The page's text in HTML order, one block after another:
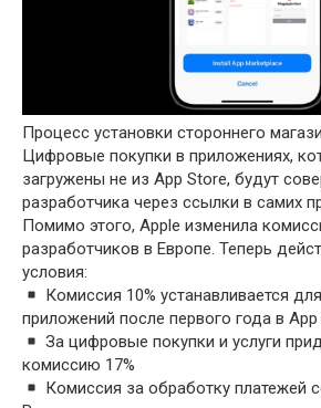
Процесс установки стороннего
Цифровые покупки в приложениях,
загружены не из App Store, будут
разработчика через ссылки в самих
Помимо этого, Apple изменила
разработчиков в Европе. Теперь
условия:
Комиссия 10% устанавливается
приложений после первого года в
За цифровые покупки и услуги
комиссию 17%
Комиссия за обработку платежей